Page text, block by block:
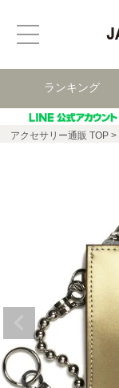
ランキング
アクセサリー通販 TOP